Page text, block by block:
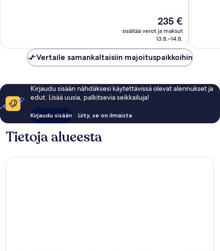
Hinta
on
235 €
235 €
sisältää verot ja maksut
13.8.–14.8.
Vertaile samankaltaisiin majoituspaikkoihin
Kirjaudu sisään nähdäksesi käytettävissä olevat alennukset ja
edut. Lisää uusia, palkitsevia seikkailuja!
Kirjaudu sisään Liity, se on ilmaista
Tietoja alueesta